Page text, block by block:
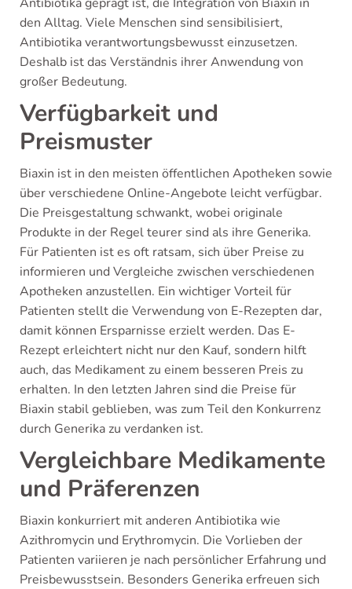
den Alltag. Viele Menschen sind sensibilisiert,
Antibiotika verantwortungsbewusst einzusetzen.
Deshalb ist das Verständnis ihrer Anwendung von
großer Bedeutung.
Verfügbarkeit und
Preismuster
Biaxin ist in den meisten öffentlichen Apotheken sowie
über verschiedene Online-Angebote leicht verfügbar.
Die Preisgestaltung schwankt, wobei originale
Produkte in der Regel teurer sind als ihre Generika.
Für Patienten ist es oft ratsam, sich über Preise zu
informieren und Vergleiche zwischen verschiedenen
Apotheken anzustellen. Ein wichtiger Vorteil für
Patienten stellt die Verwendung von E-Rezepten dar,
damit können Ersparnisse erzielt werden. Das E-
Rezept erleichtert nicht nur den Kauf, sondern hilft
auch, das Medikament zu einem besseren Preis zu
erhalten. In den letzten Jahren sind die Preise für
Biaxin stabil geblieben, was zum Teil den Konkurrenz
durch Generika zu verdanken ist.
Vergleichbare Medikamente
und Präferenzen
Biaxin konkurriert mit anderen Antibiotika wie
Azithromycin und Erythromycin. Die Vorlieben der
Patienten variieren je nach persönlicher Erfahrung und
Preisbewusstsein. Besonders Generika erfreuen sich